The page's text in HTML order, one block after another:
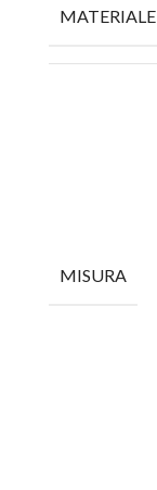
MATERIALE
MISURA